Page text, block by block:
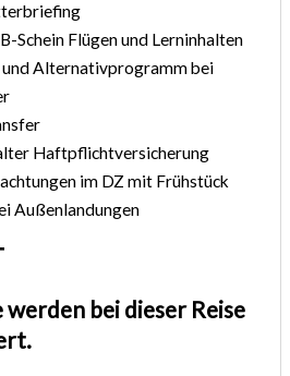
Schein Flügen und Lerninhalten
Alternativprogramm bei
Haftpflichtversicherung
im DZ mit Frühstück
Außenlandungen
bei dieser Reise